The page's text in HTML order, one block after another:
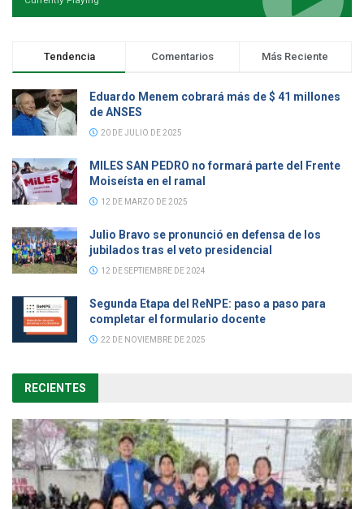
Tendencia Comentarios Más Reciente
Eduardo Menem cobrará más de $ 41 millones
de ANSES
20 DE JULIO DE 2025
MILES SAN PEDRO no formará parte del Frente
Moiseísta en el ramal
12 DE MARZO DE 2025
Julio Bravo se pronunció en defensa de los
jubilados tras el veto presidencial
12 DE SEPTIEMBRE DE 2024
Segunda Etapa del ReNPE: paso a paso para
completar el formulario docente
22 DE NOVIEMBRE DE 2025
RECIENTES